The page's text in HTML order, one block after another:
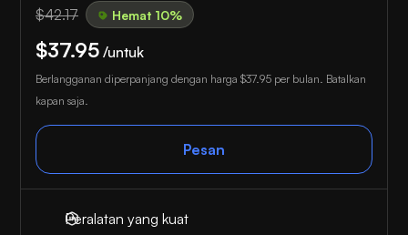
$42.17 Hemat 10%
$37.95 /untuk
Berlangganan diperpanjang dengan harga $37.95 per bulan. Batalkan
kapan saja.
Pesan
Peralatan yang kuat